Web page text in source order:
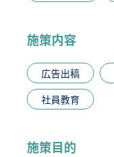
施策内容
広告出稿
社員教育
施策目的